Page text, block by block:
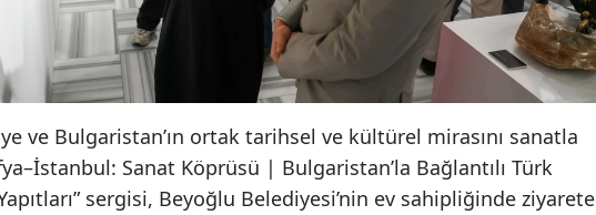
ve Bulgaristan’ın ortak tarihsel ve kültürel mirasını sanatla
Sanat Köprüsü | Bulgaristan’la Bağlantılı Türk
sergisi, Beyoğlu Belediyesi’nin ev sahipliğinde ziyarete